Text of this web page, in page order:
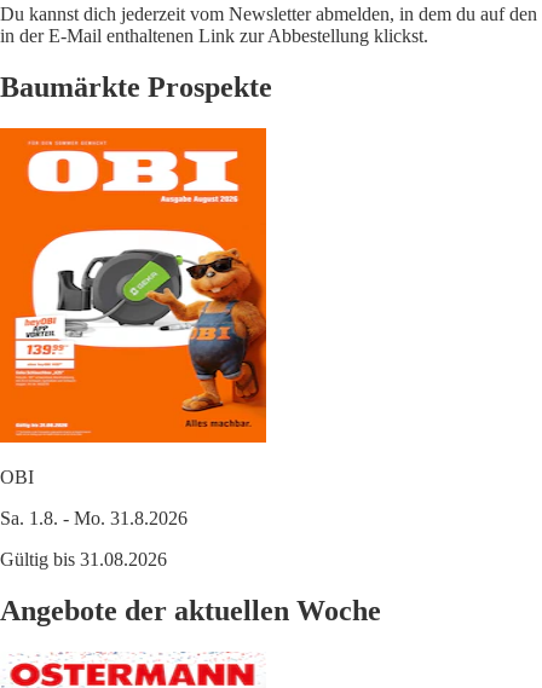
Du kannst dich jederzeit vom Newsletter abmelden, in dem du auf den
in der E-Mail enthaltenen Link zur Abbestellung klickst.
Baumärkte Prospekte
OBI
Sa. 1.8. - Mo. 31.8.2026
Gültig bis 31.08.2026
Angebote der aktuellen Woche